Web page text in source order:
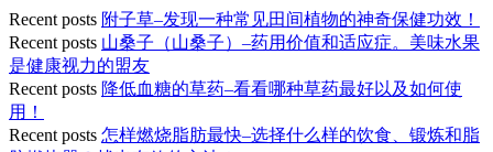
Recent posts 附子草–发现一种常见田间植物的神奇保健功效！
Recent posts 山桑子（山桑子）–药用价值和适应症。美味水果
是健康视力的盟友
Recent posts 降低血糖的草药–看看哪种草药最好以及如何使
用！
Recent posts 怎样燃烧脂肪最快–选择什么样的饮食、锻炼和脂